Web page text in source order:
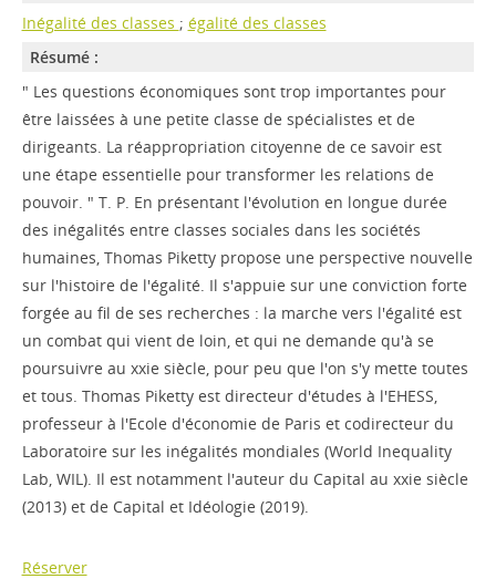
Inégalité des classes ; égalité des classes
Résumé :
" Les questions économiques sont trop importantes pour
être laissées à une petite classe de spécialistes et de
dirigeants. La réappropriation citoyenne de ce savoir est
une étape essentielle pour transformer les relations de
pouvoir. " T. P. En présentant l'évolution en longue durée
des inégalités entre classes sociales dans les sociétés
humaines, Thomas Piketty propose une perspective nouvelle
sur l'histoire de l'égalité. Il s'appuie sur une conviction forte
forgée au fil de ses recherches : la marche vers l'égalité est
un combat qui vient de loin, et qui ne demande qu'à se
poursuivre au xxie siècle, pour peu que l'on s'y mette toutes
et tous. Thomas Piketty est directeur d'études à l'EHESS,
professeur à l'Ecole d'économie de Paris et codirecteur du
Laboratoire sur les inégalités mondiales (World Inequality
Lab, WIL). Il est notamment l'auteur du Capital au xxie siècle
(2013) et de Capital et Idéologie (2019).
Réserver